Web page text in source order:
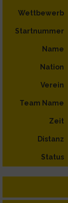
Wettbewerb
Startnummer
Name
Nation
Verein
Team Name
Zeit
Distanz
Status